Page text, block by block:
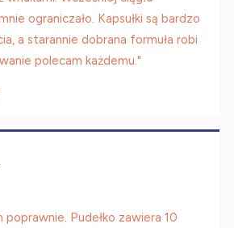
ograniczało. Kapsułki są bardzo
a starannie dobrana formuła robi
polecam każdemu."
Pudełko zawiera 10